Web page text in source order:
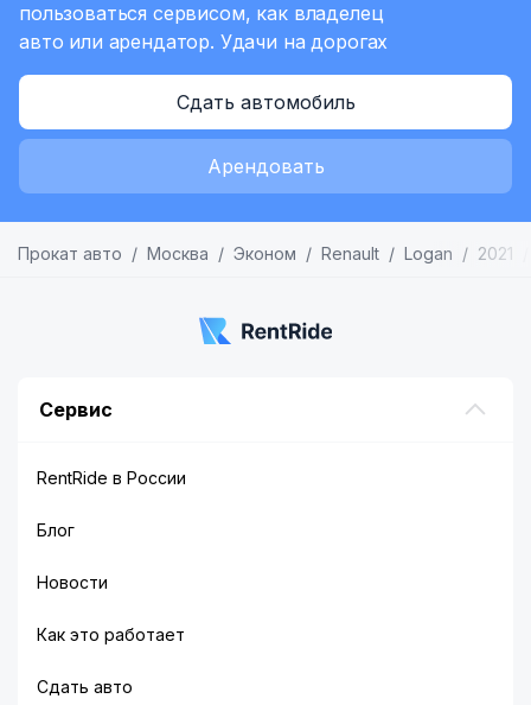
пользоваться сервисом, как владелец
авто или арендатор. Удачи на дорогах
Сдать автомобиль
Арендовать
Прокат авто Москва Эконом Renault Logan 2021
Сервис
RentRide в России
Блог
Новости
Как это работает
Сдать авто